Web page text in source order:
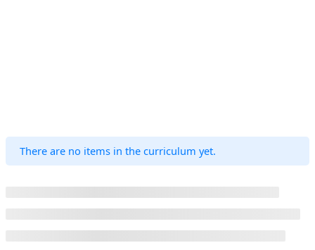
There are no items in the curriculum yet.